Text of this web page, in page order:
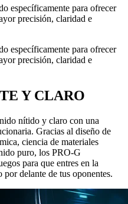
específicamente para ofrecer
precisión, claridad e
específicamente para ofrecer
precisión, claridad e
Y CLARO
nítido y claro con una
Gracias al diseño de
ciencia de materiales
puro, los PRO-G
para que entres en la
delante de tus oponentes.